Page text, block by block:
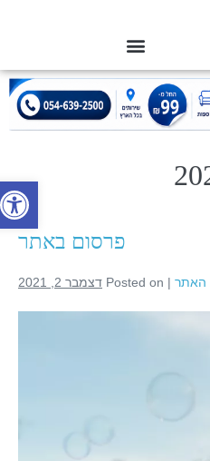
פרסום באתר
|
Posted on דצמבר 2, 2021
פתח